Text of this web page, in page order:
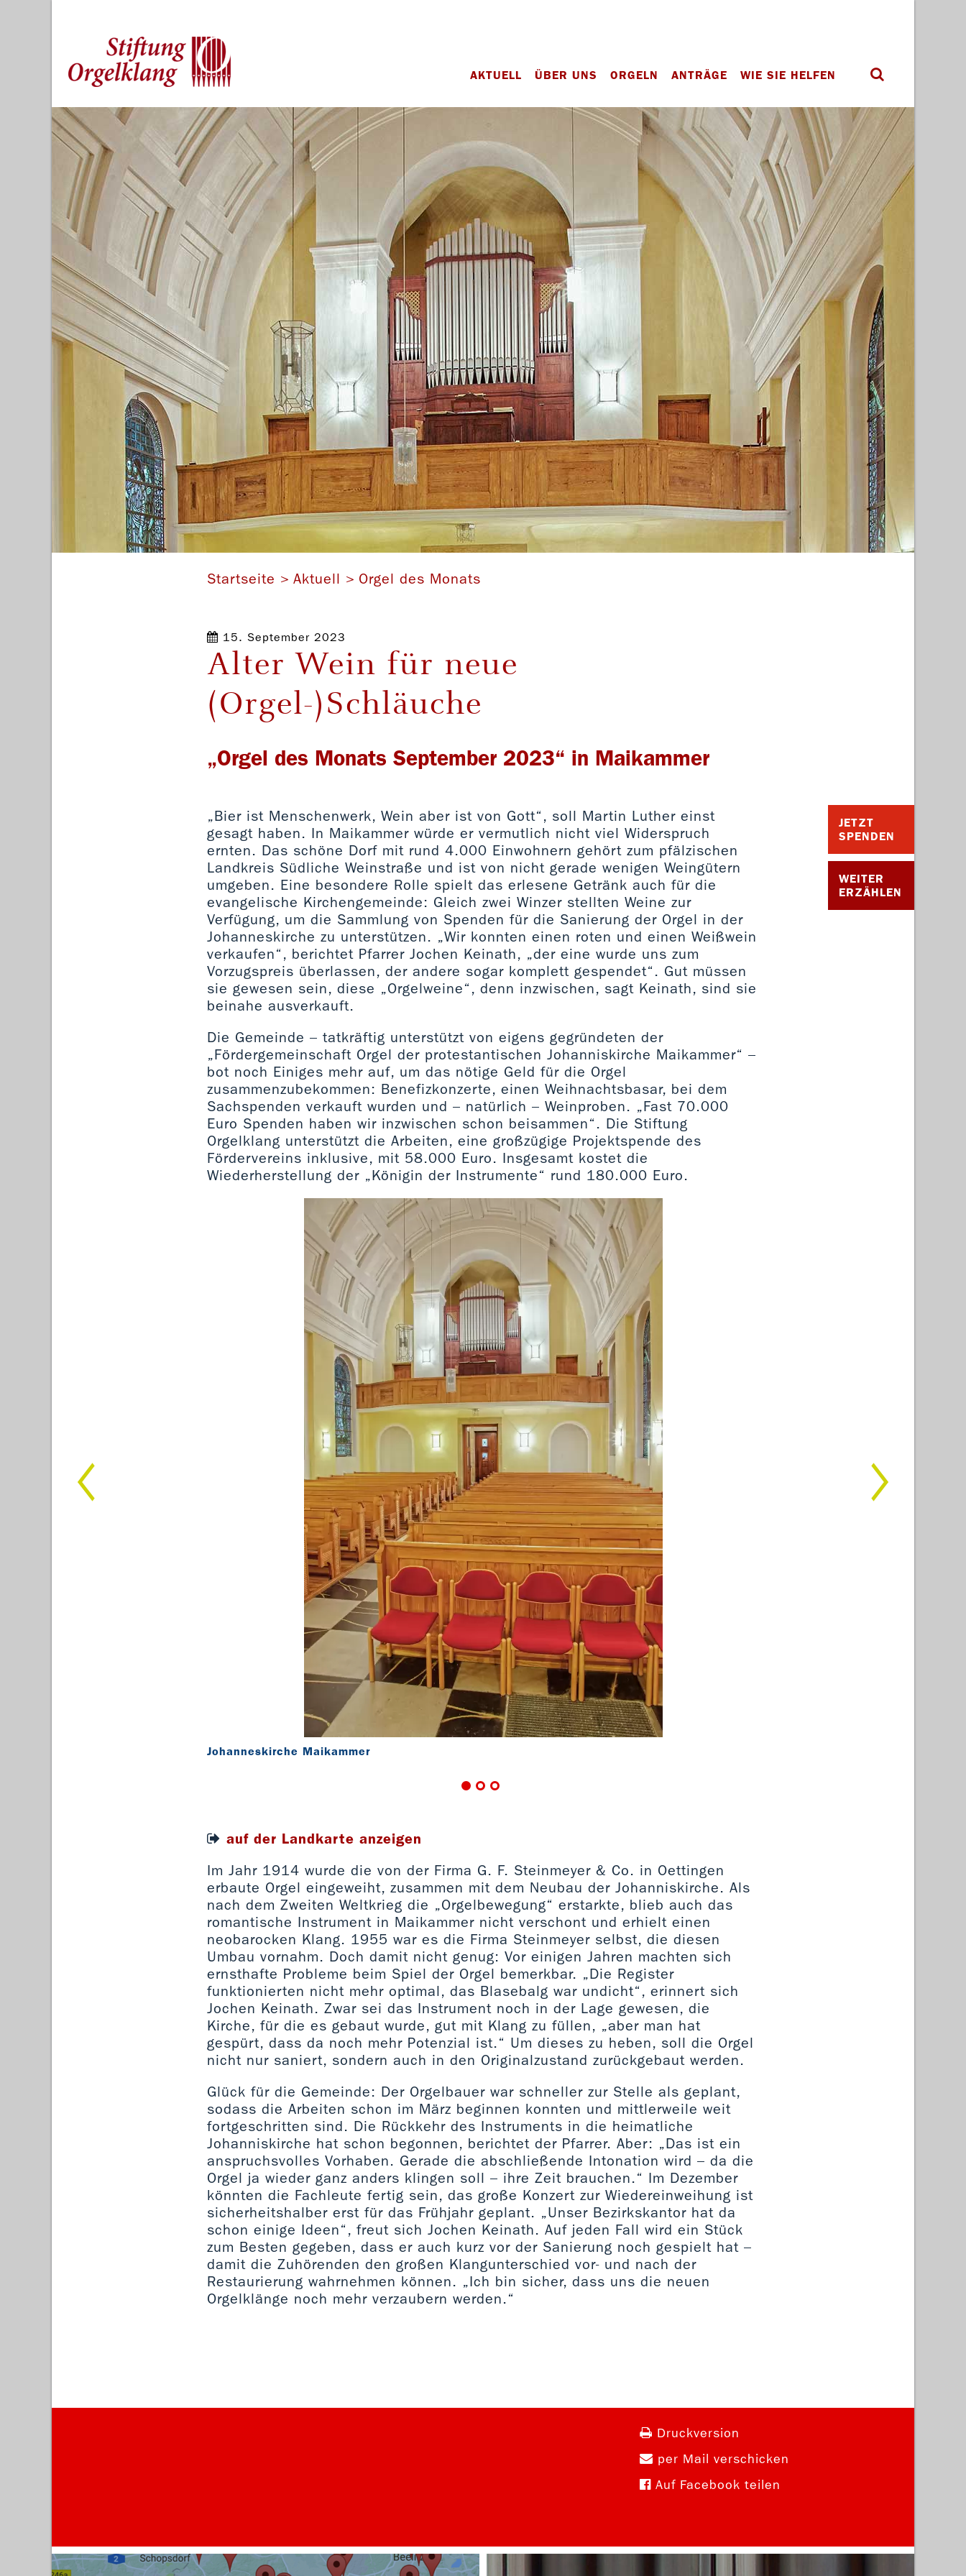
AKTUELL ÜBER UNS ORGELN ANTRÄGE WIE SIE HELFEN
Steinmeyer-Orgel von 1914 in der Johanneskirche Maikammer (Rheinland-Pfalz)
JETZT
SPENDEN
WEITER
ERZÄHLEN
Startseite Aktuell Orgel des Monats
15. September 2023
Alter Wein für neue
(Orgel-)Schläuche
„Orgel des Monats September 2023“ in Maikammer
„Bier ist Menschenwerk, Wein aber ist von Gott“, soll Martin Luther einst
gesagt haben. In Maikammer würde er vermutlich nicht viel Widerspruch
ernten. Das schöne Dorf mit rund 4.000 Einwohnern gehört zum pfälzischen
Landkreis Südliche Weinstraße und ist von nicht gerade wenigen Weingütern
umgeben. Eine besondere Rolle spielt das erlesene Getränk auch für die
evangelische Kirchengemeinde: Gleich zwei Winzer stellten Weine zur
Verfügung, um die Sammlung von Spenden für die Sanierung der Orgel in der
Johanneskirche zu unterstützen. „Wir konnten einen roten und einen Weißwein
verkaufen“, berichtet Pfarrer Jochen Keinath, „der eine wurde uns zum
Vorzugspreis überlassen, der andere sogar komplett gespendet“. Gut müssen
sie gewesen sein, diese „Orgelweine“, denn inzwischen, sagt Keinath, sind sie
beinahe ausverkauft.
Die Gemeinde – tatkräftig unterstützt von eigens gegründeten der
„Fördergemeinschaft Orgel der protestantischen Johanniskirche Maikammer“ –
bot noch Einiges mehr auf, um das nötige Geld für die Orgel
zusammenzubekommen: Benefizkonzerte, einen Weihnachtsbasar, bei dem
Sachspenden verkauft wurden und – natürlich – Weinproben. „Fast 70.000
Euro Spenden haben wir inzwischen schon beisammen“. Die Stiftung
Orgelklang unterstützt die Arbeiten, eine großzügige Projektspende des
Fördervereins inklusive, mit 58.000 Euro. Insgesamt kostet die
Wiederherstellung der „Königin der Instrumente“ rund 180.000 Euro.
Johanneskirche Maikammer
auf der Landkarte anzeigen
Im Jahr 1914 wurde die von der Firma G. F. Steinmeyer & Co. in Oettingen
erbaute Orgel eingeweiht, zusammen mit dem Neubau der Johanniskirche. Als
nach dem Zweiten Weltkrieg die „Orgelbewegung“ erstarkte, blieb auch das
romantische Instrument in Maikammer nicht verschont und erhielt einen
neobarocken Klang. 1955 war es die Firma Steinmeyer selbst, die diesen
Umbau vornahm. Doch damit nicht genug: Vor einigen Jahren machten sich
ernsthafte Probleme beim Spiel der Orgel bemerkbar. „Die Register
funktionierten nicht mehr optimal, das Blasebalg war undicht“, erinnert sich
Jochen Keinath. Zwar sei das Instrument noch in der Lage gewesen, die
Kirche, für die es gebaut wurde, gut mit Klang zu füllen, „aber man hat
gespürt, dass da noch mehr Potenzial ist.“ Um dieses zu heben, soll die Orgel
nicht nur saniert, sondern auch in den Originalzustand zurückgebaut werden.
Glück für die Gemeinde: Der Orgelbauer war schneller zur Stelle als geplant,
sodass die Arbeiten schon im März beginnen konnten und mittlerweile weit
fortgeschritten sind. Die Rückkehr des Instruments in die heimatliche
Johanniskirche hat schon begonnen, berichtet der Pfarrer. Aber: „Das ist ein
anspruchsvolles Vorhaben. Gerade die abschließende Intonation wird – da die
Orgel ja wieder ganz anders klingen soll – ihre Zeit brauchen.“ Im Dezember
könnten die Fachleute fertig sein, das große Konzert zur Wiedereinweihung ist
sicherheitshalber erst für das Frühjahr geplant. „Unser Bezirkskantor hat da
schon einige Ideen“, freut sich Jochen Keinath. Auf jeden Fall wird ein Stück
zum Besten gegeben, dass er auch kurz vor der Sanierung noch gespielt hat –
damit die Zuhörenden den großen Klangunterschied vor- und nach der
Restaurierung wahrnehmen können. „Ich bin sicher, dass uns die neuen
Orgelklänge noch mehr verzaubern werden.“
Druckversion
per Mail verschicken
Auf Facebook teilen